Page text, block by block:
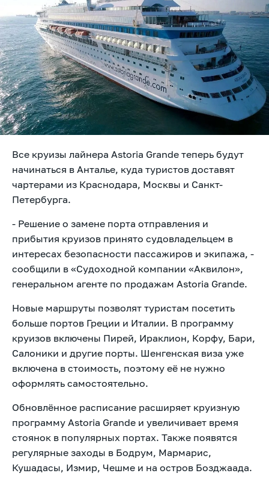
Все круизы лайнера Astoria Grande теперь будут
начинаться в Анталье, куда туристов доставят
чартерами из Краснодара, Москвы и Санкт-
Петербурга.
- Решение о замене порта отправления и
прибытия круизов принято судовладельцем в
интересах безопасности пассажиров и экипажа, -
сообщили в «Судоходной компании «Аквилон»,
генеральном агенте по продажам Astoria Grande.
Новые маршруты позволят туристам посетить
больше портов Греции и Италии. В программу
круизов включены Пирей, Ираклион, Корфу, Бари,
Салоники и другие порты. Шенгенская виза уже
включена в стоимость, поэтому её не нужно
оформлять самостоятельно.
Обновлённое расписание расширяет круизную
программу Astoria Grande и увеличивает время
стоянок в популярных портах. Также появятся
регулярные заходы в Бодрум, Мармарис,
Кушадасы, Измир, Чешме и на остров Бозджаада.